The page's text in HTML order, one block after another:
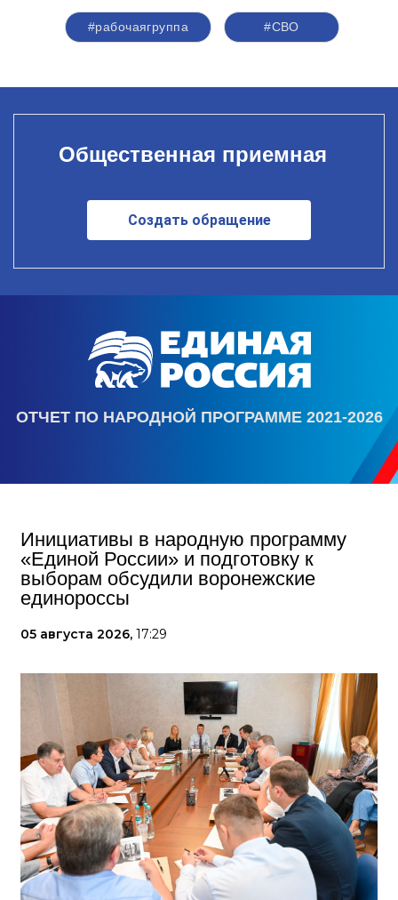
#рабочаягруппа #СВО
Общественная приемная
Создать обращение
ОТЧЕТ ПО НАРОДНОЙ ПРОГРАММЕ 2021-2026
Инициативы в народную программу
«Единой России» и подготовку к
выборам обсудили воронежские
единороссы
05 августа 2026, 17:29